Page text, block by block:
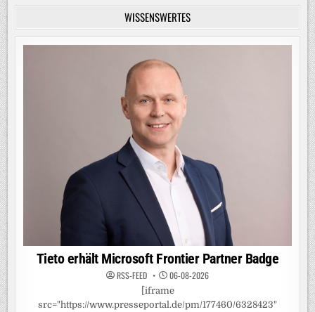
WISSENSWERTES
Tieto erhält Microsoft Frontier Partner Badge
RSS-FEED 06-08-2026
[iframe
src="https://www.presseportal.de/pm/177460/6328423"